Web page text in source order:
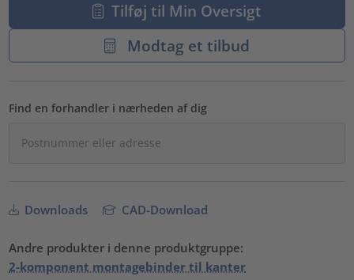
Tilføj til Min Oversigt
Modtag et tilbud
Find en forhandler i nærheden af dig
Downloads CAD-Download
Andre produkter i denne produktgruppe:
2-komponent montagebinder til kanter